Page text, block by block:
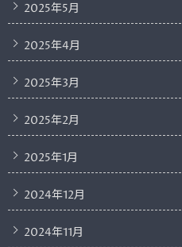
2025年5月
2025年4月
2025年3月
2025年2月
2025年1月
2024年12月
2024年11月